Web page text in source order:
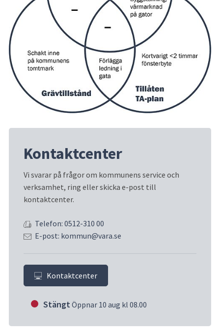
Kontaktcenter
Vi svarar på frågor om kommunens service och
verksamhet, ring eller skicka e-post till
kontaktcenter.
Telefon: 0512-310 00
E-post: kommun@vara.se
Kontaktcenter
Stängt Öppnar 10 aug kl 08.00